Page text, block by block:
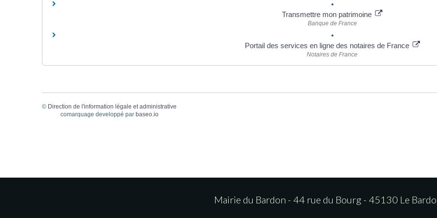
Transmettre mon patrimoine
Banque de France
Portail des services en ligne des notaires de France
Notaires de France
© Direction de l'information légale et administrative
comarquage developpé par baseo.io
Mairie du Bardon - 44 rue du Bourg - 45130 Le